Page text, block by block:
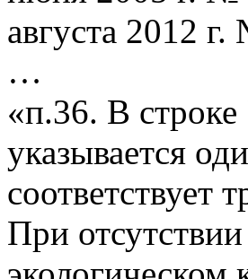
августа 2012
…
«п.36. В
указывается
соответствует
При